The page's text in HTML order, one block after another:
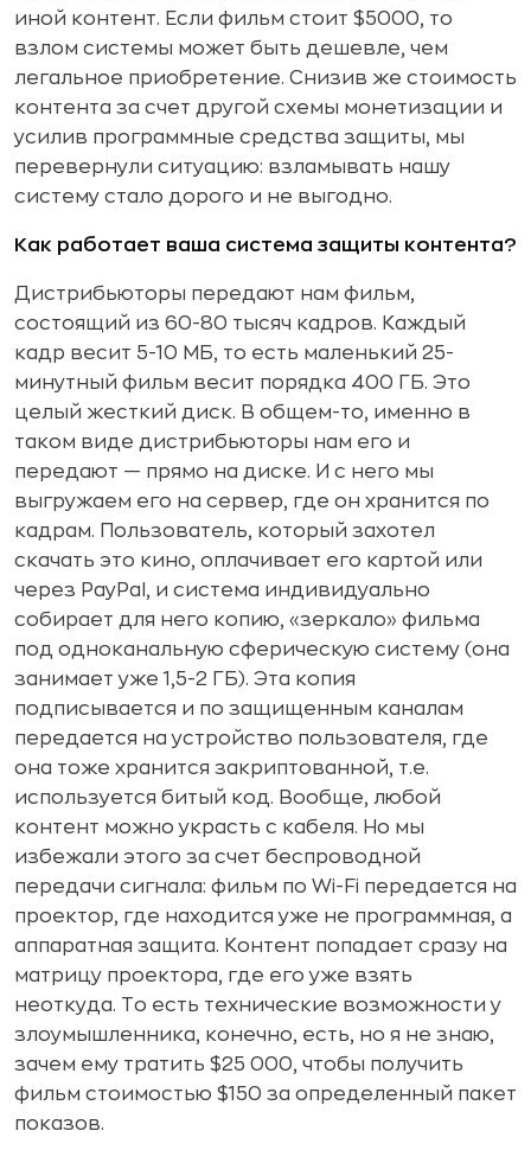
иной контент. Если фильм стоит $5000, то
взлом системы может быть дешевле, чем
легальное приобретение. Снизив же стоимость
контента за счет другой схемы монетизации и
усилив программные средства защиты, мы
перевернули ситуацию: взламывать нашу
систему стало дорого и не выгодно.
Как работает ваша система защиты контента?
Дистрибьюторы передают нам фильм,
состоящий из 60-80 тысяч кадров. Каждый
кадр весит 5-10 МБ, то есть маленький 25-
минутный фильм весит порядка 400 ГБ. Это
целый жесткий диск. В общем-то, именно в
таком виде дистрибьюторы нам его и
передают — прямо на диске. И с него мы
выгружаем его на сервер, где он хранится по
кадрам. Пользователь, который захотел
скачать это кино, оплачивает его картой или
через PayPal, и система индивидуально
собирает для него копию, «зеркало» фильма
под одноканальную сферическую систему (она
занимает уже 1,5-2 ГБ). Эта копия
подписывается и по защищенным каналам
передается на устройство пользователя, где
она тоже хранится закриптованной, т.е.
используется битый код. Вообще, любой
контент можно украсть с кабеля. Но мы
избежали этого за счет беспроводной
передачи сигнала: фильм по Wi-Fi передается на
проектор, где находится уже не программная, а
аппаратная защита. Контент попадает сразу на
матрицу проектора, где его уже взять
неоткуда. То есть технические возможности у
злоумышленника, конечно, есть, но я не знаю,
зачем ему тратить $25 000, чтобы получить
фильм стоимостью $150 за определенный пакет
показов.